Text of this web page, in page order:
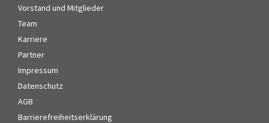
Vorstand und Mitglieder
Team
Karriere
Partner
Impressum
Datenschutz
AGB
Barrierefreiheitserklärung